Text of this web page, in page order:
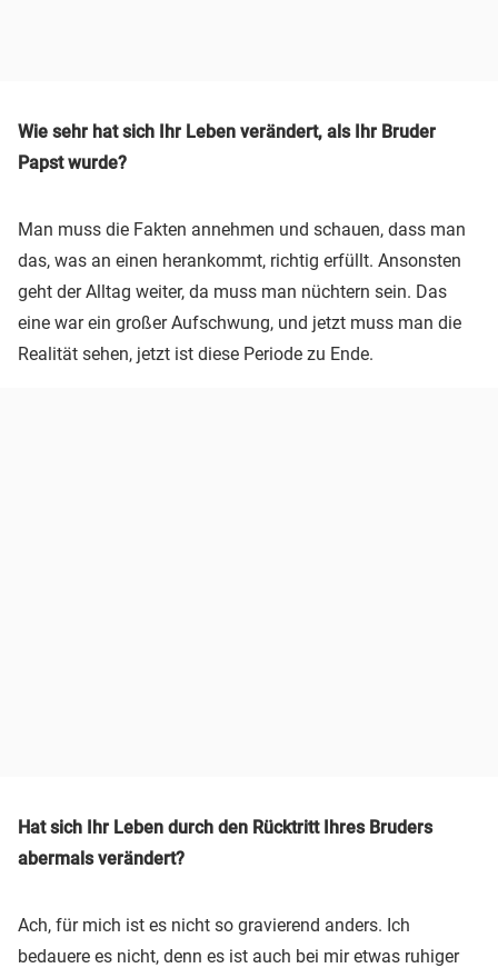
Wie sehr hat sich Ihr Leben verändert, als Ihr Bruder
Papst wurde?
Man muss die Fakten annehmen und schauen, dass man
das, was an einen herankommt, richtig erfüllt. Ansonsten
geht der Alltag weiter, da muss man nüchtern sein. Das
eine war ein großer Aufschwung, und jetzt muss man die
Realität sehen, jetzt ist diese Periode zu Ende.
Hat sich Ihr Leben durch den Rücktritt Ihres Bruders
abermals verändert?
Ach, für mich ist es nicht so gravierend anders. Ich
bedauere es nicht, denn es ist auch bei mir etwas ruhiger